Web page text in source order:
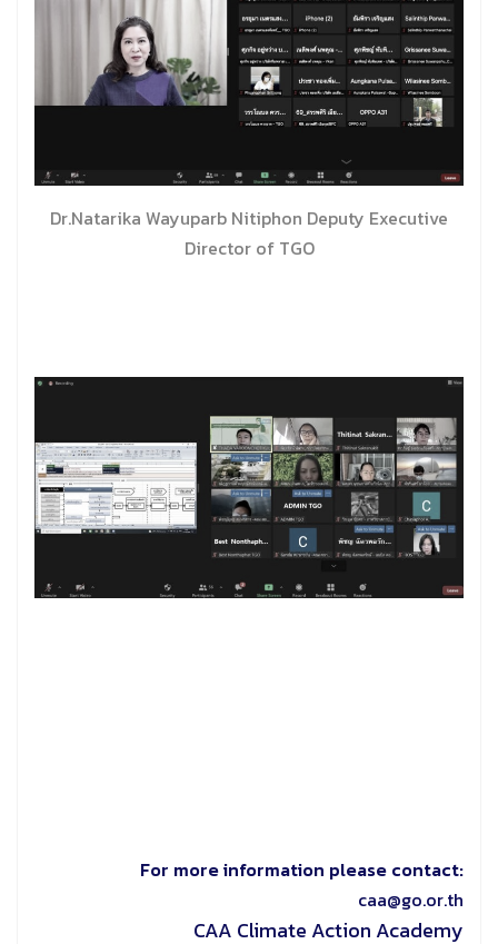
Dr.Natarika Wayuparb Nitiphon Deputy Executive
Director of TGO
For more information please contact:
caa@go.or.th
CAA Climate Action Academy